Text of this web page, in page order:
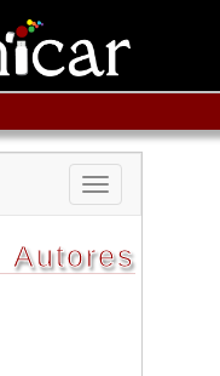
Toggle
navigation
Autores